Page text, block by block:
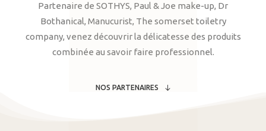
Partenaire de SOTHYS, Paul & Joe make-up, Dr
Bothanical, Manucurist, The somerset toiletry
company, venez découvrir la délicatesse des produits
combinée au savoir faire professionnel.
NOS PARTENAIRES